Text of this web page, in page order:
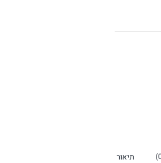
תיאור